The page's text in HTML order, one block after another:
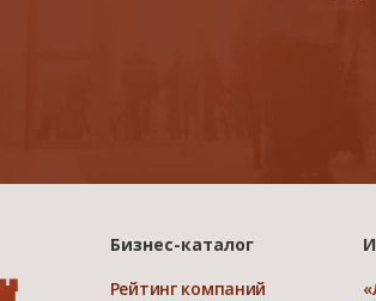
Бизнес-каталог
Рейтинг компаний